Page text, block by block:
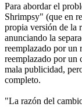
Para abordar el
Shrimpsy" (que en
propia versión de la
anunciando la
reemplazado por un
reemplazado por un
mala publicidad,
completo.
"La razón del